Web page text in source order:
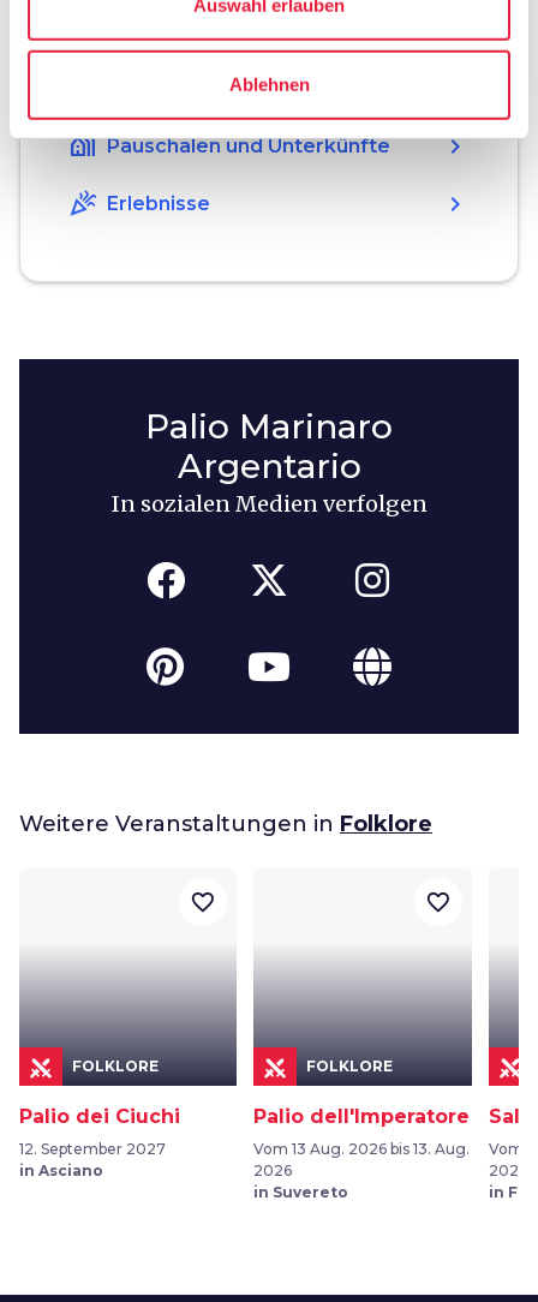
Auswahl erlauben
Ablehnen
Übernachten
holiday_village Pauschalen und Unterkünfte chevron_right
celebration Erlebnisse chevron_right
Palio Marinaro
Argentario
In sozialen Medien verfolgen
Weitere Veranstaltungen in Folklore
FOLKLORE
Palio dei Ciuchi
12. September 2027
in Asciano
favorite_border
FOLKLORE
Palio dell'Imperatore
Vom 13 Aug. 2026 bis 13. Aug.
2026
in Suvereto
favorite_border
Vom
2026
in